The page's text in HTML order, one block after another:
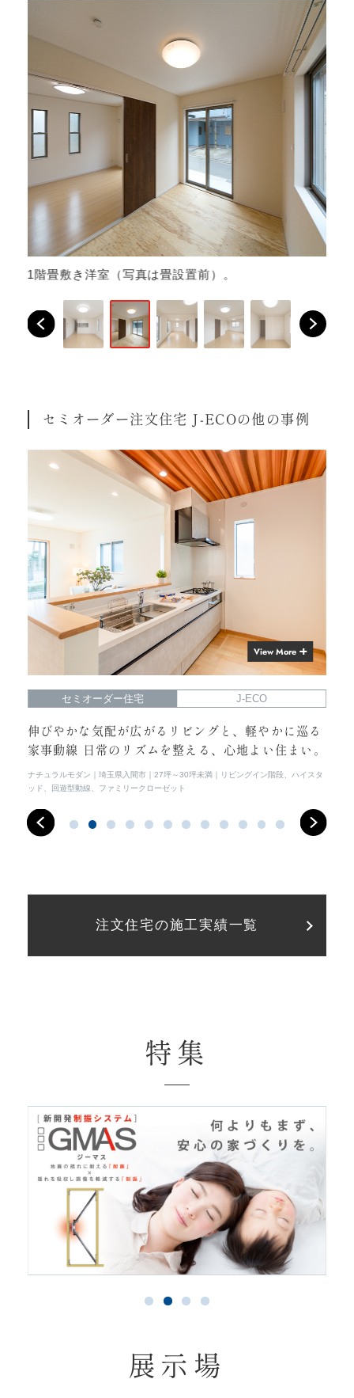
1階畳敷き洋室（写真は畳設置前）。
セミオーダー注文住宅 J-ECOの他の事例
View More
セミオーダー住宅 J-ECO
伸びやかな気配が広がるリビングと、軽やかに巡る
家事動線 日常のリズムを整える、心地よい住まい。
ナチュラルモダン 埼玉県入間市 27坪～30坪未満
リビングイン階段、ハイスタ
ッド、回遊型動線、ファミリークローゼット
注文住宅の施工実績一覧
特集
展示場